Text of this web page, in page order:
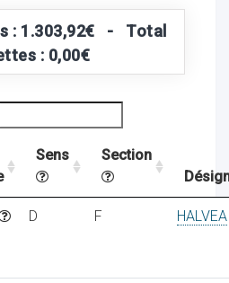
: 1.303,92€ - Total
: 0,00€
Sens
Section
D F HALVEA